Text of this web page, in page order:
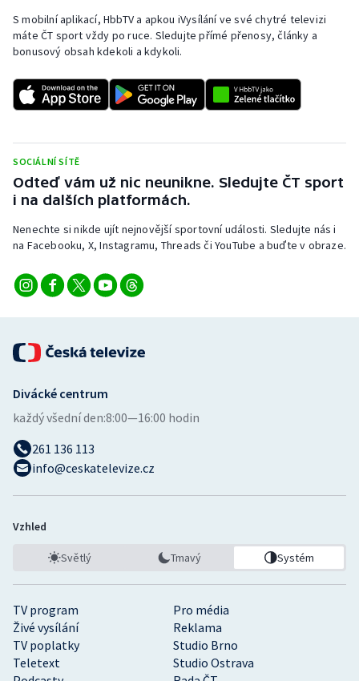
Parasport
Plážový volejbal
Ragby
Rychlobruslení
Sportovní střelba
Veslování
Vodní slalom
Ostatní
S mobilní aplikací, HbbTV a apkou iVysílání ve své chytré televizi
máte ČT sport vždy po ruce. Sledujte přímé přenosy, články a
bonusový obsah kdekoli a kdykoli.
SOCIÁLNÍ SÍTĚ
Odteď vám už nic neunikne. Sledujte ČT sport
i na dalších platformách.
Nenechte si nikde ujít nejnovější sportovní události. Sledujte nás i
na Facebooku, X, Instagramu, Threads či YouTube a buďte v obraze.
TV program
Pro média
Živé vysílání
Reklama
TV poplatky
Studio Brno
Teletext
Studio Ostrava
Divácké centrum
každý všední den:8:00—16:00 hodin
261 136 113
info@ceskatelevize.cz
Vzhled
Světlý Tmavý Systém